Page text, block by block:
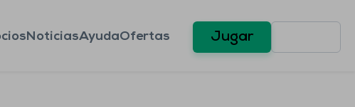
NoticiasAyudaOfertas Jugar